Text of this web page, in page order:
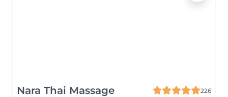
Nara Thai Massage
226